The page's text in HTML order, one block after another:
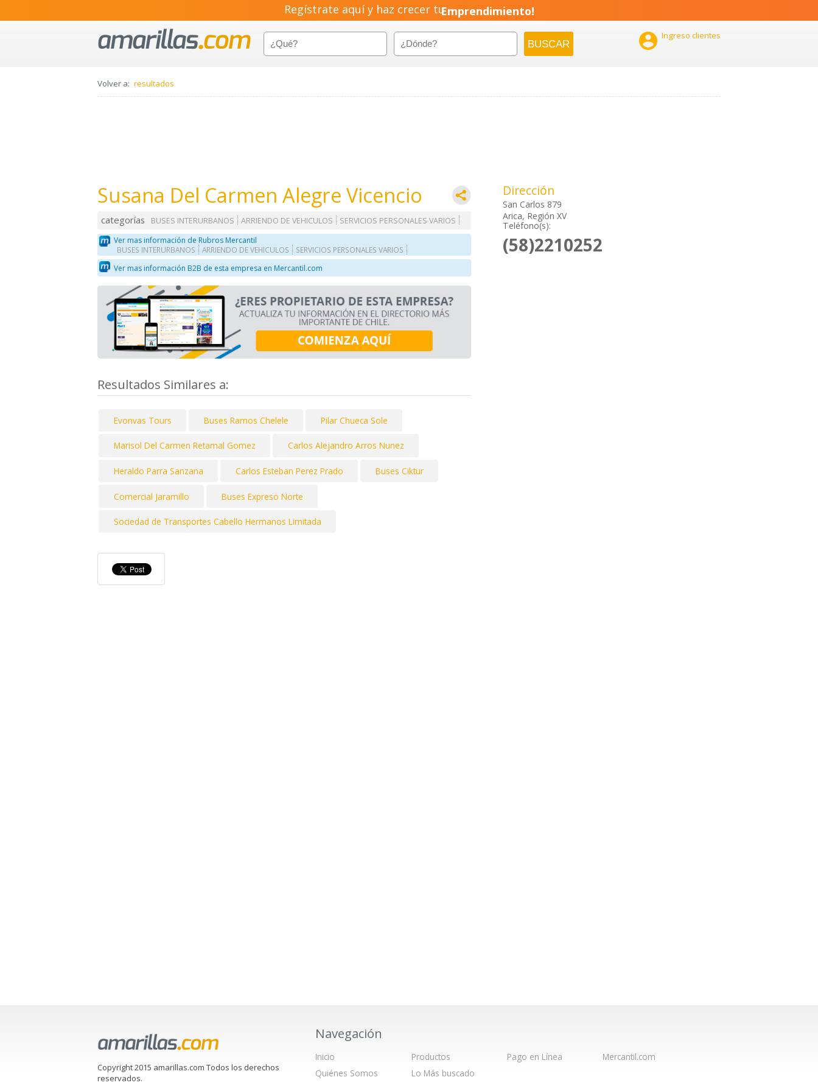
Regístrate aquí y haz crecer tuEmprendimiento!
 Ingreso clientes
Volver a: resultados
Susana Del Carmen Alegre Vicencio
categorías BUSES INTERURBANOS ARRIENDO DE VEHICULOS
SERVICIOS PERSONALES VARIOS
Ver mas información de Rubros Mercantil
BUSES INTERURBANOS ARRIENDO DE VEHICULOS SERVICIOS PERSONALES VARIOS
Ver mas información B2B de esta empresa en Mercantil.com
Resultados Similares a:
Evonvas Tours Buses Ramos Chelele Pilar Chueca Sole
Marisol Del Carmen Retamal Gomez Carlos Alejandro Arros Nunez
Heraldo Parra Sanzana Carlos Esteban Perez Prado Buses Ciktur
Comercial Jaramillo Buses Expreso Norte
Sociedad de Transportes Cabello Hermanos Limitada
Dirección
San Carlos 879
Arica, Región XV
Teléfono(s):
(58)2210252
Copyright 2015 amarillas.com Todos los derechos
reservados.
Navegación
Inicio
Quiénes Somos
Productos
Lo Más buscado
Pago en Línea Mercantil.com